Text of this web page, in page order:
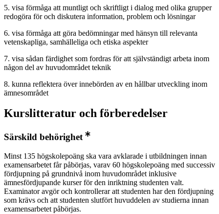
5. visa förmåga att muntligt och skriftligt i dialog med olika grupper
redogöra för och diskutera information, problem och lösningar
6. visa förmåga att göra bedömningar med hänsyn till relevanta
vetenskapliga, samhälleliga och etiska aspekter
7. visa sådan färdighet som fordras för att självständigt arbeta inom
någon del av huvudområdet teknik
8. kunna reflektera över innebörden av en hållbar utveckling inom
ämnesområdet
Kurslitteratur och förberedelser
Särskild behörighet
Minst 135 högskolepoäng ska vara avklarade i utbildningen innan
examensarbetet får påbörjas, varav 60 högskolepoäng med successiv
fördjupning på grundnivå inom huvudområdet inklusive
ämnesfördjupande kurser för den inriktning studenten valt.
Examinator avgör och kontrollerar att studenten har den fördjupning
som krävs och att studenten slutfört huvuddelen av studierna innan
examensarbetet påbörjas.